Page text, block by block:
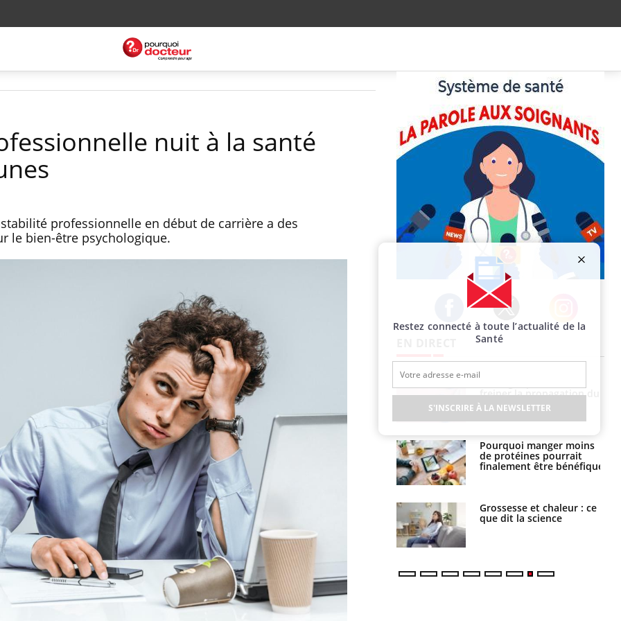
nuit à la santé
professionnelle en début de carrière a des
le bien-être psychologique.
Facebook Twitter Instagram
Les médicaments GLP-1
protègent-ils aussi les os
Cytomégalovirus : ce qui
change dans la prise en
charge des femmes
enceintes
La sieste empêche-t-elle
de dormir la nuit ?
tous les jours se profile-t-
noyade grimpe-t-il ?
freiner la propagation du
cancer ?
Pourquoi manger moins
de protéines pourrait
finalement être bénéfique
Grossesse et chaleur : ce
que dit la science
Restez connecté à toute l’actualité de la
Santé
S'INSCRIRE À LA NEWSLETTER